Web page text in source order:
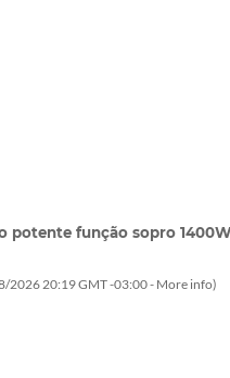
função sopro
2026 20:19 GMT -03:00 - More info)